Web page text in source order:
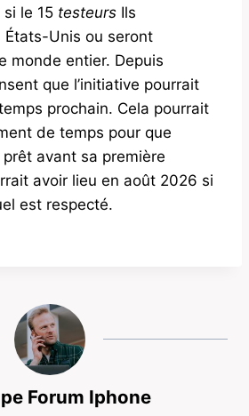
le 15 testeurs Ils
Unis ou seront
monde entier. Depuis
que l’initiative pourrait
prochain. Cela pourrait
de temps pour que
prêt avant sa première
avoir lieu en août 2026 si
est respecté.
Forum Iphone